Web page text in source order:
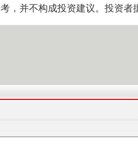
，并不构成投资建议。投资者